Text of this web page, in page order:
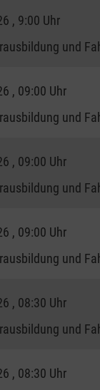
, 9:00 Uhr
und
, 09:00 Uhr
und
, 09:00 Uhr
und
, 09:00 Uhr
und
, 08:30 Uhr
und
, 08:30 Uhr